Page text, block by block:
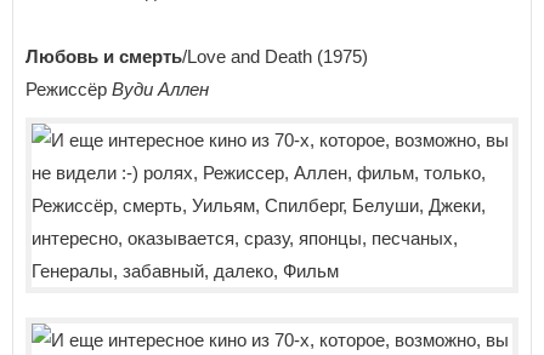
Любовь и смерть/Love and Death (1975)
Режиссёр Вуди Аллен